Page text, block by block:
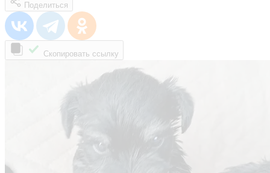
Поделиться
Скопировать ссылку